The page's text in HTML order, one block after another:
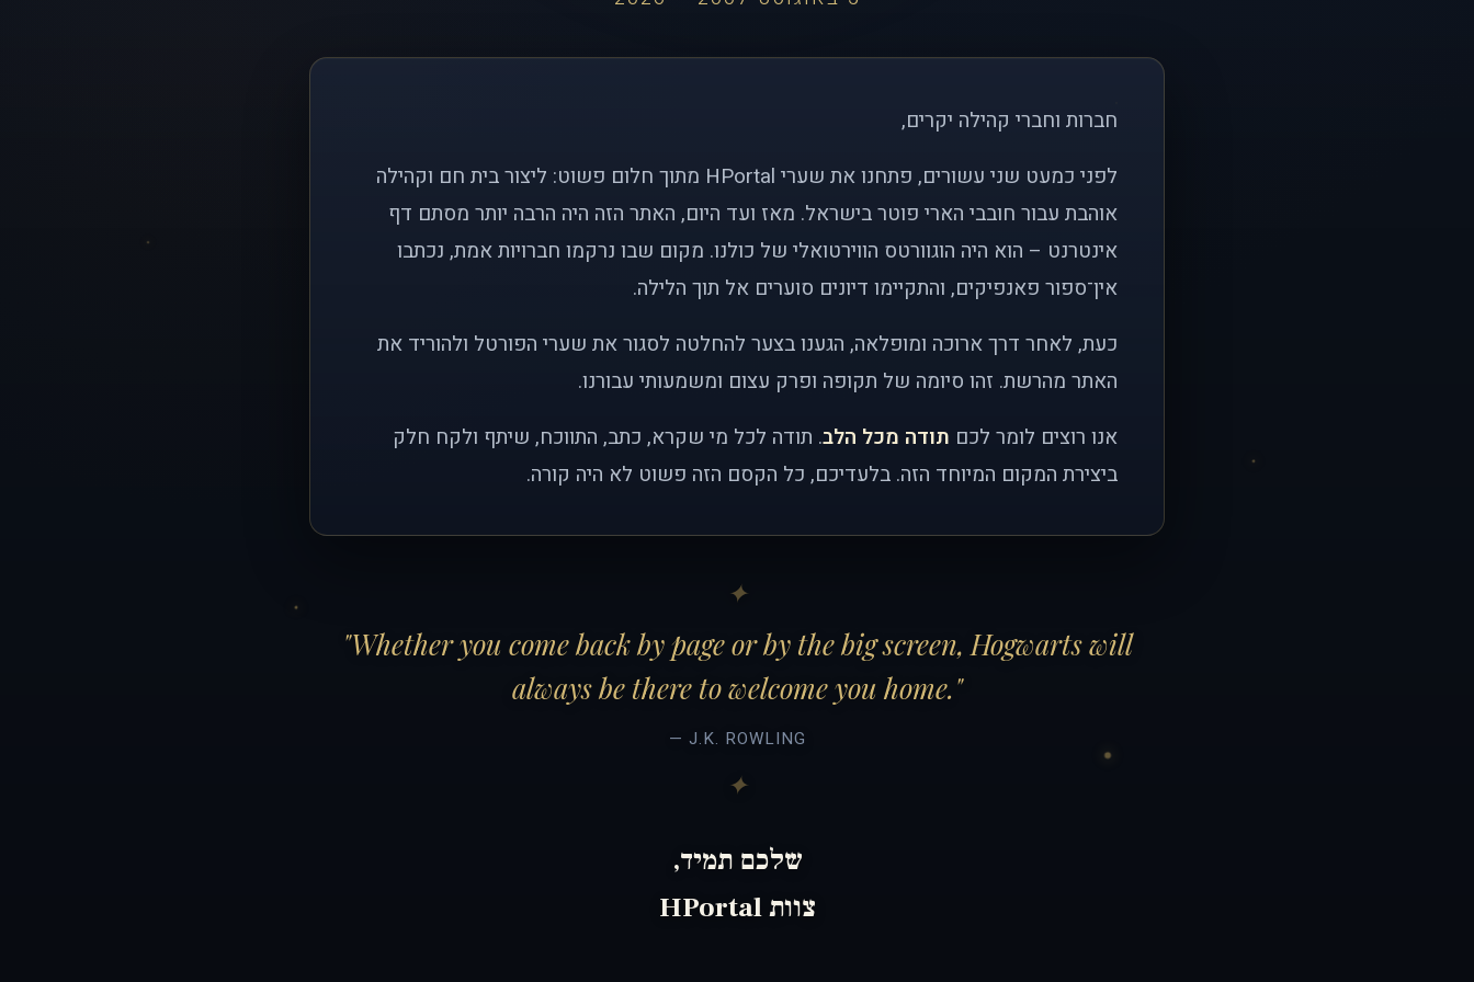
חברות וחברי קהילה יקרים,
לפני כמעט שני עשורים, פתחנו את שערי HPortal מתוך חלום פשוט: ליצור בית חם וקהילה
אוהבת עבור חובבי הארי פוטר בישראל. מאז ועד היום, האתר הזה היה הרבה יותר מסתם דף
אינטרנט – הוא היה הוגוורטס הווירטואלי של כולנו. מקום שבו נרקמו חברויות אמת, נכתבו
אין־ספור פאנפיקים, והתקיימו דיונים סוערים אל תוך הלילה.
כעת, לאחר דרך ארוכה ומופלאה, הגענו בצער להחלטה לסגור את שערי הפורטל ולהוריד את
האתר מהרשת. זהו סיומה של תקופה ופרק עצום ומשמעותי עבורנו.
אנו רוצים לומר לכם תודה מכל הלב. תודה לכל מי שקרא, כתב, התווכח, שיתף ולקח חלק
ביצירת המקום המיוחד הזה. בלעדיכם, כל הקסם הזה פשוט לא היה קורה.
"Whether you come back by page or by the big screen, Hogwarts will
always be there to welcome you home."
— J.K. ROWLING
שלכם תמיד,
צוות HPortal